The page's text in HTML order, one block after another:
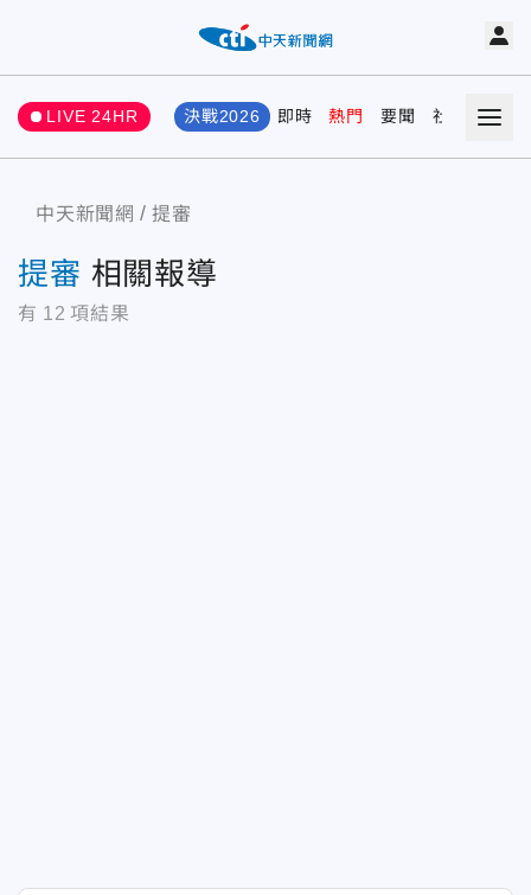
LIVE 24HR 決戰2026 即時 熱門 要聞 社會 娛樂
中天新聞網 提審
提審 相關報導
有 12 項結果